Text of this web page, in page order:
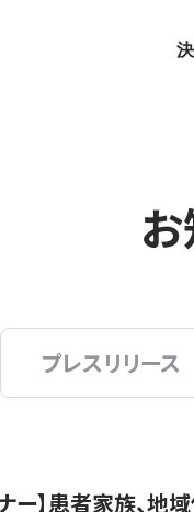
プレスリリース
ー】患者家族、